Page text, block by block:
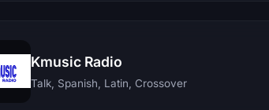
Kmusic Radio
Talk, Spanish, Latin, Crossover